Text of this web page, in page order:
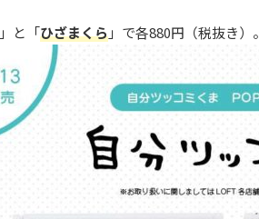
」と「ひざまくら」で各880円（税抜き）。